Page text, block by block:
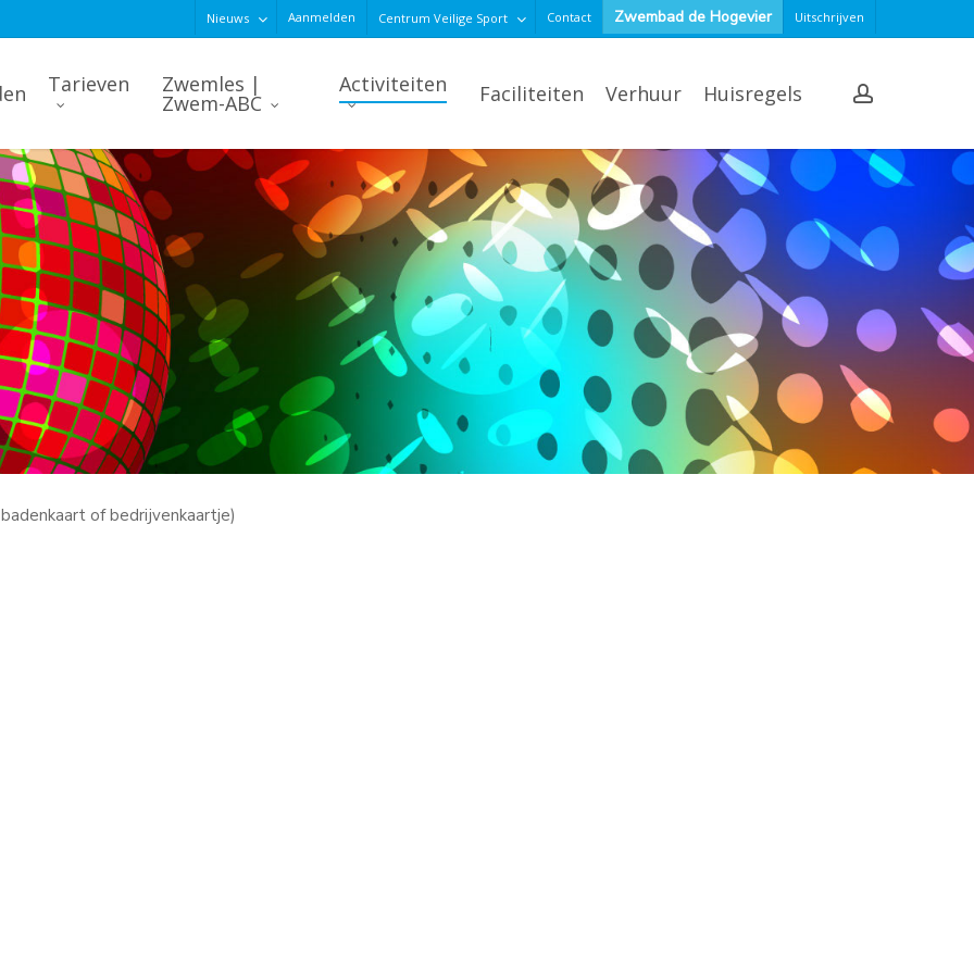
Nieuws Aanmelden Centrum Veilige Sport Contact Zwembad de Hogevier Uitschrijven
Tarieven Zwemles |
Zwem-ABC
Activiteiten Faciliteiten Verhuur Huisregels account
of bedrijvenkaartje)